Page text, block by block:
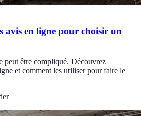
avis en ligne pour choisir un
peut être compliqué. Découvrez
et comment les utiliser pour faire le